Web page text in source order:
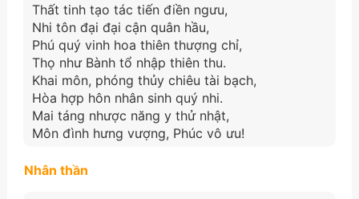
Thất tinh tạo tác tiến điền ngưu,
Nhi tôn đại đại cận quân hầu,
Phú quý vinh hoa thiên thượng chỉ,
Thọ như Bành tổ nhập thiên thu.
Khai môn, phóng thủy chiêu tài bạch,
Hòa hợp hôn nhân sinh quý nhi.
Mai táng nhược năng y thử nhật,
Môn đình hưng vượng, Phúc vô ưu!
Nhân thần